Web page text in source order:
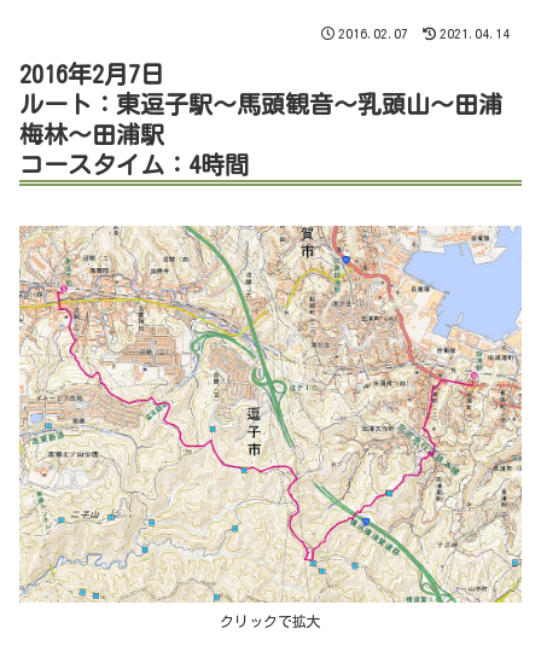
2016.02.07 2021.04.14
2016年2月7日
ルート：東逗子駅～馬頭観音～乳頭山～田浦
梅林～田浦駅
コースタイム：4時間
クリックで拡大